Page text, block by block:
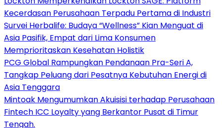
Kecerdasan Perusahaan Terpadu Pertama di Industri
Survei Herbalife: Budaya “Wellness” Kian Menguat di
Asia Pasifik, Empat dari Lima Konsumen
Memprioritaskan Kesehatan Holistik
PCG Global Rampungkan Pendanaan Pra-Seri A,
Tangkap Peluang dari Pesatnya Kebutuhan Energi di
Asia Tenggara
Mintoak Mengumumkan Akuisisi terhadap Perusahaan
Fintech ICC Loyalty yang Berkantor Pusat di Timur
Tengah.